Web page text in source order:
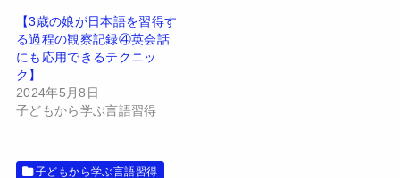
ウ
ィ
ン
ド
ウ
で
開
き
ま
す
て
く
だ
さ
い
し
い
ウ
ウ
【3歳の娘が日本語を習得す
る過程の観察記録④英会話
にも応用できるテクニッ
ク】
2024年5月8日
子どもから学ぶ言語習得
子どもから学ぶ言語習得